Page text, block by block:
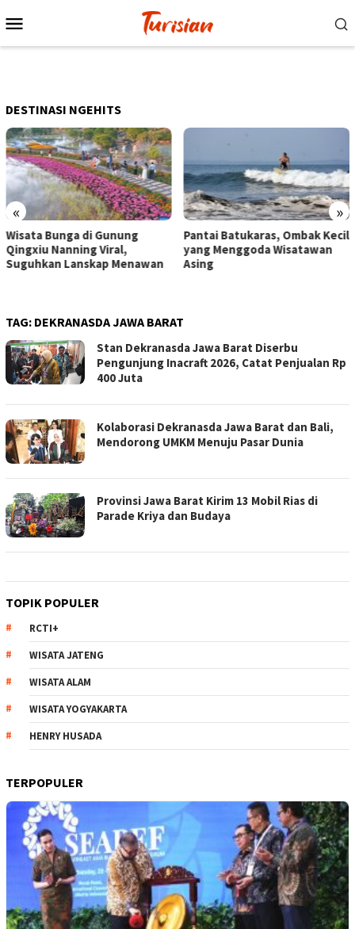
ke
Mobile
DESTINASI NGEHITS
« »
Pantai Batukaras, Ombak Kecil
yang Menggoda Wisatawan
Asing
Senja di Pantai
Wisatawan Menikmati
TAG: DEKRANASDA JAWA BARAT
Stan Dekranasda Jawa Barat Diserbu
Pengunjung Inacraft 2026, Catat Penjualan Rp
400 Juta
Kolaborasi Dekranasda Jawa Barat dan Bali,
Mendorong UMKM Menuju Pasar Dunia
Provinsi Jawa Barat Kirim 13 Mobil Rias di
Parade Kriya dan Budaya
TOPIK POPULER
RCTI+
WISATA JATENG
WISATA ALAM
WISATA YOGYAKARTA
HENRY HUSADA
TERPOPULER